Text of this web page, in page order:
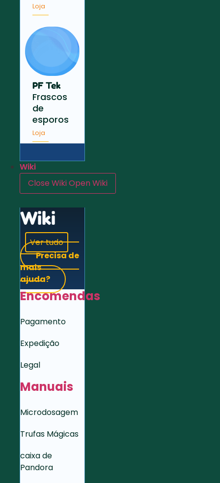
Loja
PF Tek
Frascos
de
esporos
Loja
Wiki
Close WikiOpen Wiki
Wiki
Ver tudo
Precisa de
mais
ajuda?
Encomendas
Pagamento
Expedição
Legal
Manuais
Microdosagem
Trufas Mágicas
caixa de
Pandora